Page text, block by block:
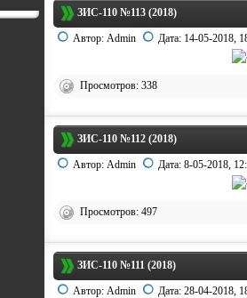
ЗИС-110 №113 (2018)
Автор: Admin Дата: 14-05-2018,
Просмотров: 338
ЗИС-110 №112 (2018)
Автор: Admin Дата: 8-05-2018,
Просмотров: 497
ЗИС-110 №111 (2018)
Автор: Admin Дата: 28-04-2018,